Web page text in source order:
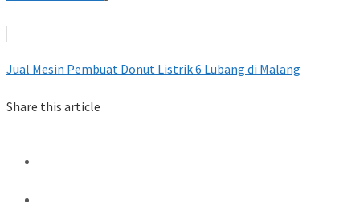
Jual Mesin Pembuat Donut Listrik 6 Lubang di Malang
Share this article